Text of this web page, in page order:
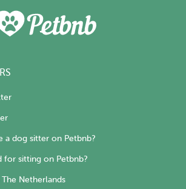
a dog sitter on Petbnb?
for sitting on Petbnb?
Netherlands